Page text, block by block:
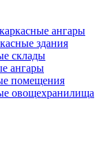
ангары
здания
склады
ангары
помещения
овощехранилища